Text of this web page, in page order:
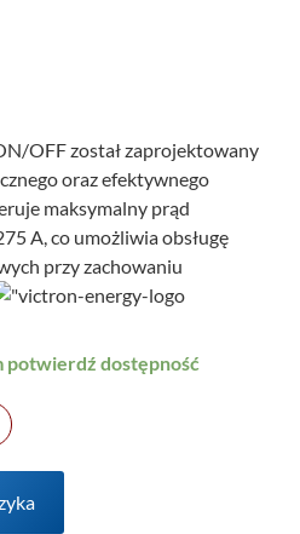
OFF został zaprojektowany
oraz efektywnego
maksymalny prąd
A, co umożliwia obsługę
przy zachowaniu
potwierdź dostępność